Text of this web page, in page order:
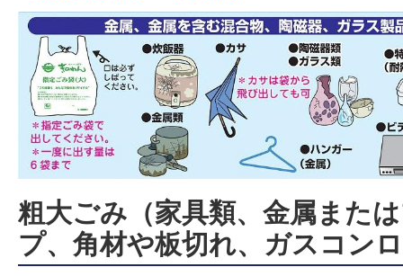
粗大ごみ（家具類、金属また
プ、角材や板切れ、ガスコン